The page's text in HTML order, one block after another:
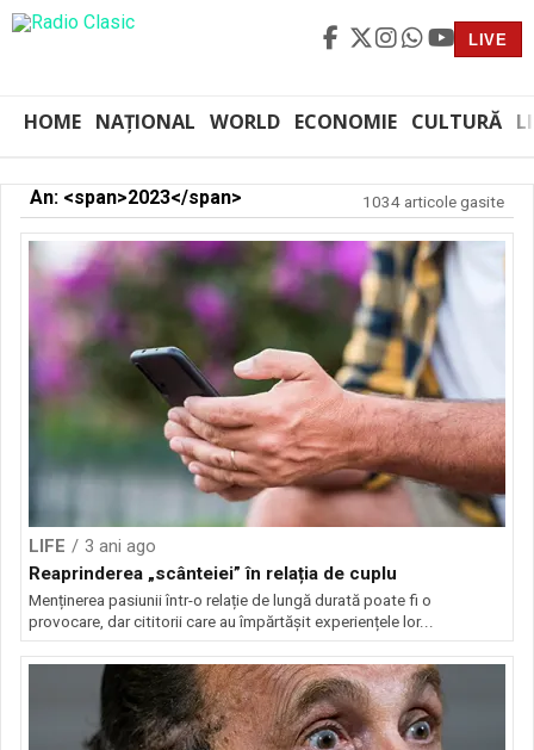
LIVE
HOME NAȚIONAL WORLD ECONOMIE CULTURĂ
An: <span>2023</span> 1034 articole gasite
LIFE
3 ani ago
Reaprinderea „scânteiei” în relația de cuplu
Menținerea pasiunii într-o relație de lungă durată poate fi o
provocare, dar cititorii care au împărtășit experiențele lor...